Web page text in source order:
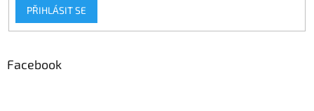
PŘIHLÁSIT SE
Facebook